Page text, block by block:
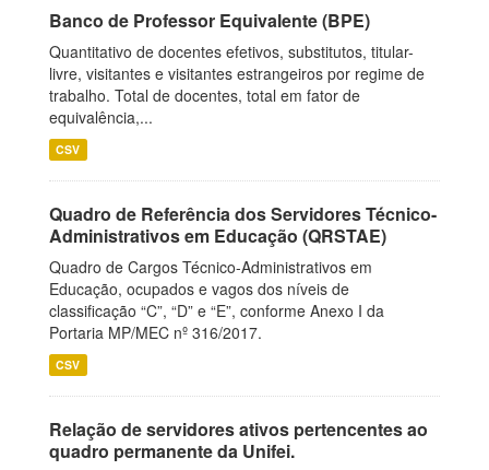
Banco de Professor Equivalente (BPE)
Quantitativo de docentes efetivos, substitutos, titular-
livre, visitantes e visitantes estrangeiros por regime de
trabalho. Total de docentes, total em fator de
equivalência,...
CSV
Quadro de Referência dos Servidores Técnico-
Administrativos em Educação (QRSTAE)
Quadro de Cargos Técnico-Administrativos em
Educação, ocupados e vagos dos níveis de
classificação “C”, “D” e “E”, conforme Anexo I da
Portaria MP/MEC nº 316/2017.
CSV
Relação de servidores ativos pertencentes ao
quadro permanente da Unifei.